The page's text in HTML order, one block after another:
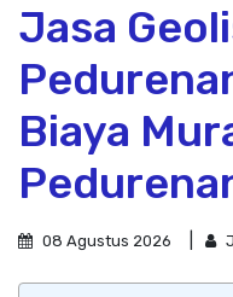
Jasa
Biaya
08 Agustus 2026